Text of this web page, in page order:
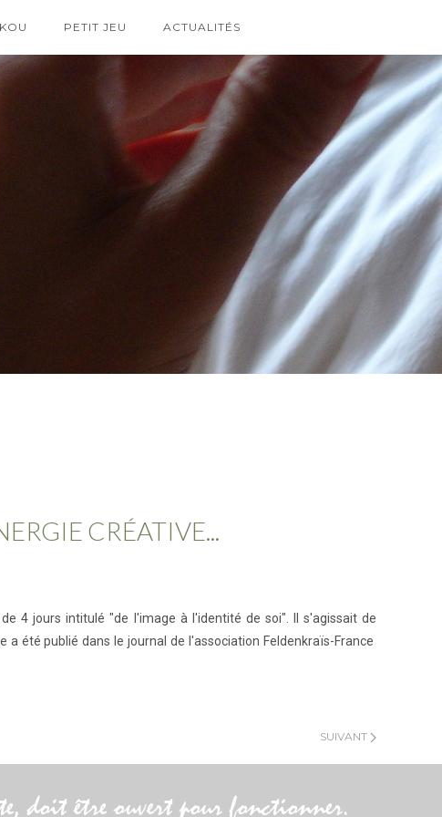
PETIT JEU ACTUALITÉS
CRÉATIVE...
4 jours intitulé "de l'image à l'identité de soi". Il s'agissait de
été publié dans le journal de l'association Feldenkraïs-France
SUIVANT
doit être ouvert pour fonctionner.